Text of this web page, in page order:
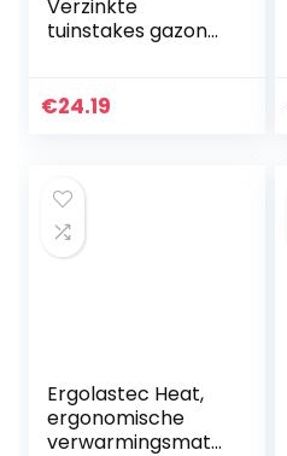
Verzinkte
tuinstakes gazon
landschap U-
€24.19
Ergolastec Heat,
ergonomische
verwarmingsmat